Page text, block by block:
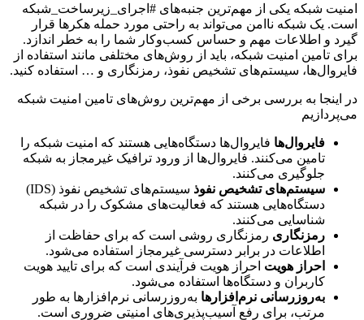
امنیت شبکه یکی از مهم‌ترین جنبه‌های #اجرای_زیرساخت_شبکه
است. یک شبکه ناامن می‌تواند به راحتی مورد حمله هکرها قرار
گیرد و اطلاعات مهم و حساس کسب‌وکار شما را به خطر اندازد.
برای تامین امنیت شبکه، باید از روش‌های مختلفی مانند استفاده از
فایروال‌ها، سیستم‌های تشخیص نفوذ، رمزنگاری و … استفاده کنید.
در اینجا به بررسی برخی از مهم‌ترین روش‌های تامین امنیت شبکه
می‌پردازیم
فایروال‌ها فایروال‌ها دستگاه‌هایی هستند که امنیت شبکه را
تامین می‌کنند. فایروال‌ها از ورود ترافیک غیرمجاز به شبکه
جلوگیری می‌کنند.
سیستم‌های تشخیص نفوذ
سیستم‌های تشخیص نفوذ (IDS)
دستگاه‌هایی هستند که فعالیت‌های مشکوک را در شبکه
شناسایی می‌کنند.
رمزنگاری رمزنگاری روشی است که برای حفاظت از
اطلاعات در برابر دسترسی غیرمجاز استفاده می‌شود.
احراز هویت احراز هویت فرآیندی است که برای تایید هویت
کاربران و دستگاه‌ها استفاده می‌شود.
به‌روزرسانی نرم‌افزارها به‌روزرسانی نرم‌افزارها به طور
مرتب، برای رفع آسیب‌پذیری‌های امنیتی ضروری است.